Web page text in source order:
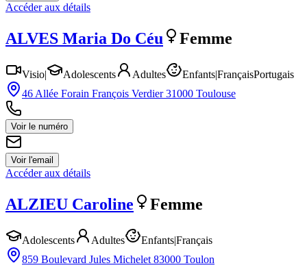
Accéder aux détails
ALVES Maria Do Céu Femme
Visio| Adolescents Adultes Enfants|FrançaisPortugais
46 Allée Forain François Verdier 31000 Toulouse
Voir le numéro
Voir l'email
Accéder aux détails
ALZIEU Caroline Femme
Adolescents Adultes Enfants|Français
859 Boulevard Jules Michelet 83000 Toulon